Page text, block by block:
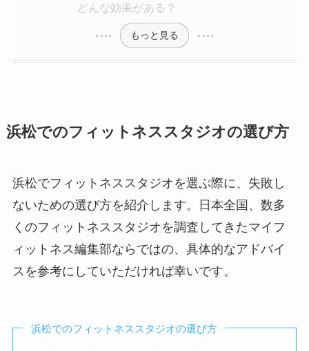
どんな効果がある？
もっと見る
浜松でのフィットネススタジオの選び方
浜松でフィットネススタジオを選ぶ際に、失敗し
ないための選び方を紹介します。日本全国、数多
くのフィットネススタジオを調査してきたマイフ
ィットネス編集部ならではの、具体的なアドバイ
スを参考にしていただければ幸いです。
浜松でのフィットネススタジオの選び方